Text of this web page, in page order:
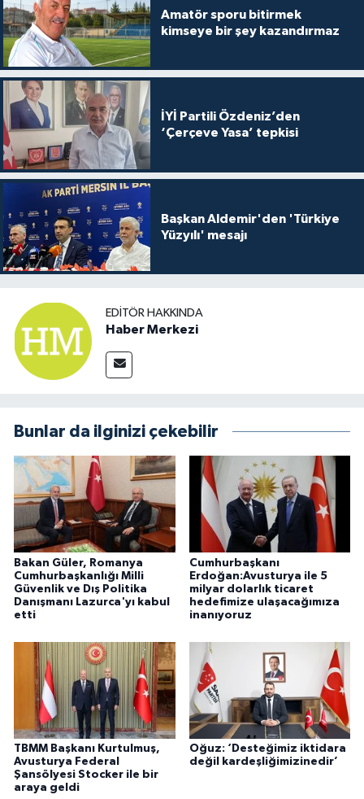
Amatör sporu bitirmek
kimseye bir şey kazandırmaz
İYİ Partili Özdeniz’den
‘Çerçeve Yasa’ tepkisi
Başkan Aldemir'den 'Türkiye
Yüzyılı' mesajı
EDITÖR HAKKINDA
Haber Merkezi
Bunlar da ilginizi çekebilir
Bakan Güler, Romanya
Cumhurbaşkanlığı Milli
Güvenlik ve Dış Politika
Danışmanı Lazurca'yı kabul
etti
Cumhurbaşkanı
Erdoğan:Avusturya ile 5
milyar dolarlık ticaret
hedefimize ulaşacağımıza
inanıyoruz
TBMM Başkanı Kurtulmuş,
Avusturya Federal
Şansölyesi Stocker ile bir
araya geldi
Oğuz: ‘Desteğimiz iktidara
değil kardeşliğimizinedir’